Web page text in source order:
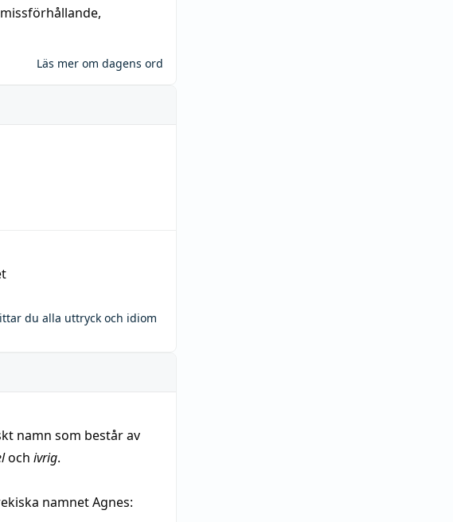
missförhållande,
Läs mer om dagens ord
du alla uttryck och idiom
namn som består av
och ivrig.
namnet Agnes: